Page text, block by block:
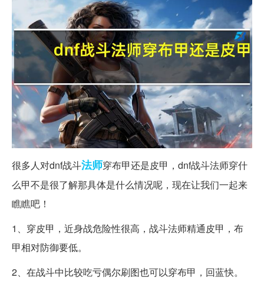
很多人对dnf战斗法师穿布甲还是皮甲，dnf战斗法师穿什
么甲不是很了解那具体是什么情况呢，现在让我们一起来
瞧瞧吧！
1、穿皮甲，近身战危险性很高，战斗法师精通皮甲，布
甲相对防御要低。
2、在战斗中比较吃亏偶尔刷图也可以穿布甲，回蓝快。